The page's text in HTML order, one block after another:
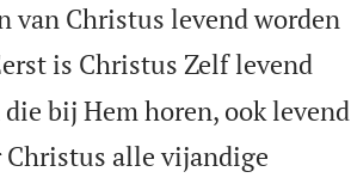
van Christus levend worden
is Christus Zelf levend
bij Hem horen, ook levend
Christus alle vijandige